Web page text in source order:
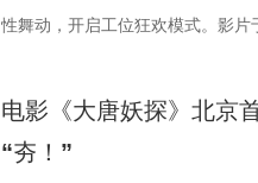
馆陡然转向动荡处境。原本安稳的
与女儿“好好吃饭”，以克制而含
与叙事走向的期待。 3沈腾 蒋奇
性舞动，开启工位狂欢模式。影
流，研讨成果丰硕。影片讲述了“
董润年执导，应萝佳担任总制片
电影《大唐妖探》北京
“夯！”